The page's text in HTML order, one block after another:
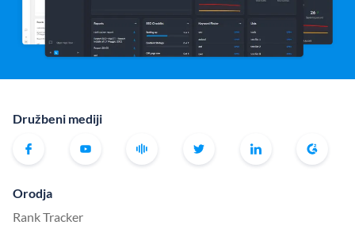
Družbeni mediji
Orodja
Rank Tracker